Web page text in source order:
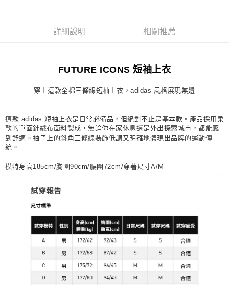
每筆NT$80，滿NT$1,500(含以上)免運費
每筆NT$80，滿NT$1,500(含以上)免運費
付款後門市自取
詳細說明 相關推薦
FUTURE ICONS 短袖上衣
穿上這款全棉三條線短袖上衣，adidas 風格展現無遺
這款 adidas 短袖上衣是日常必備品，但絕對不止是基本款。產品採用柔
軟的單面針織布面料製成，無論你在家休息還是外出探索城市，都能感
到舒適。袖子上的斜角三條線裝飾低調又明確地體現出品牌的運動傳
統。
模特身高185cm/胸圍90cm/腰圍72cm/穿著尺寸A/M